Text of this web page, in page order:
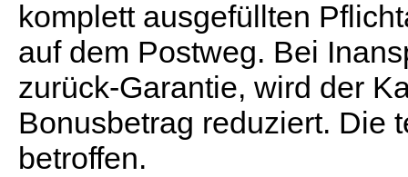
komplett ausgefüllten
auf dem Postweg. Bei
zurück-Garantie, wird der
Bonusbetrag reduziert. Die
betroffen.